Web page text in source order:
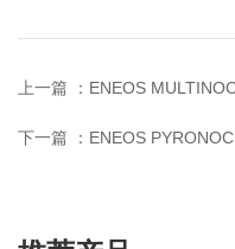
上一篇 ： ENEOS
下一篇 ： ENEOS